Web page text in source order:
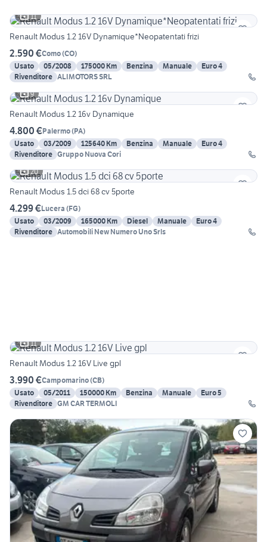
11
Renault Modus 1.2 16V Dynamique*Neopatentati frizi
2.590 €Como(CO)
Usato
05/2008 175000 Km Benzina Manuale
Euro 4
Rivenditore ALIMOTORS SRL
9
Renault Modus 1.2 16v Dynamique
4.800 €Palermo(PA)
Usato
03/2009 125640 Km Benzina Manuale
Euro 4
Rivenditore Gruppo Nuova Cori
20
Renault Modus 1.5 dci 68 cv 5porte
4.299 €Lucera (FG)
Usato
03/2009 165000 Km Diesel Manuale
Euro 4
Rivenditore Automobili New Numero Uno Srls
11
Renault Modus 1.2 16V Live gpl
3.990 €Campomarino(CB)
Usato
05/2011 150000 Km Benzina Manuale
Euro 5
Rivenditore GM CAR TERMOLI